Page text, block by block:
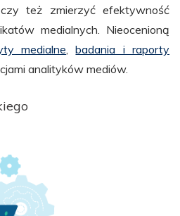
też zmierzyć efektywność
medialnych. Nieocenioną
medialne ,badania i raporty
analityków mediów.